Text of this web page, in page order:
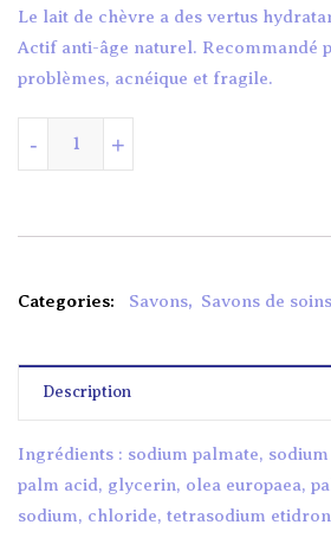
Le lait de chèvre a des vertus
Actif anti-âge naturel. Recommandé
problèmes, acnéique et fragile.
+
-
Categories: Savons, Savons de
Description
Ingrédients : sodium palmate,
palm acid, glycerin, olea europaea,
sodium, chloride, tetrasodium